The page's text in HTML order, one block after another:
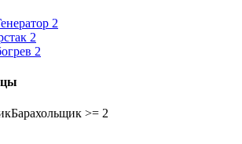
2
2
2
Барахольщик >= 2